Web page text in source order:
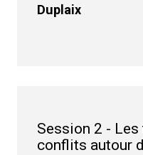
Duplaix
Session 2 -
conflits autour